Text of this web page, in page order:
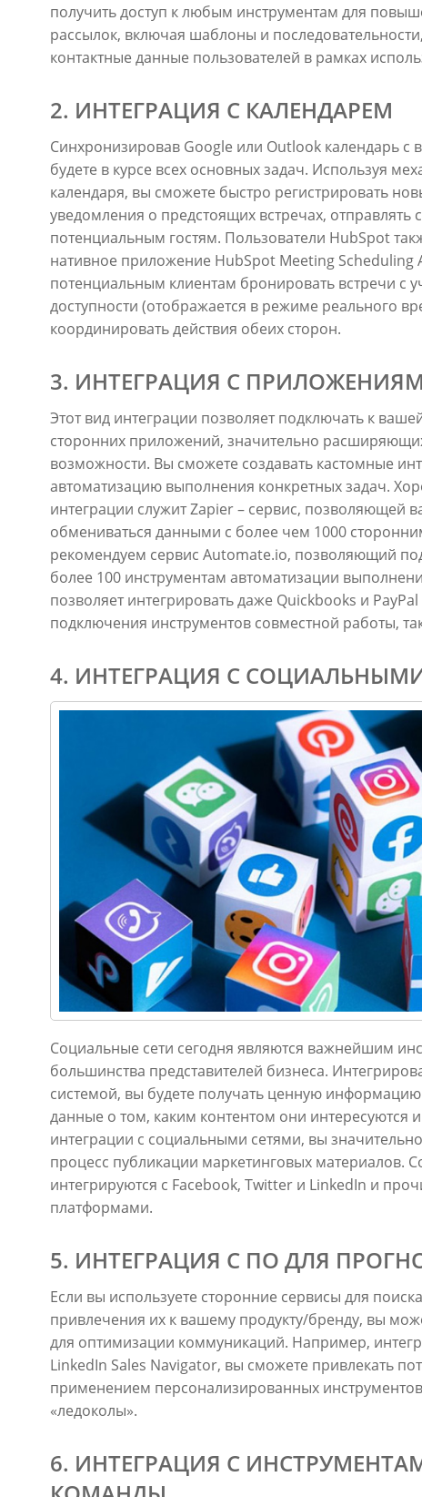
получить доступ к любым инструментам для
рассылок, включая шаблоны и
контактные данные пользователей в рамках
2. ИНТЕГРАЦИЯ С КАЛЕНДАРЕМ
Синхронизировав Google или Outlook календарь с
будете в курсе всех основных задач. Используя
календаря, вы сможете быстро регистрировать
уведомления о предстоящих встречах,
потенциальным гостям. Пользователи HubSpot
нативное приложение HubSpot Meeting
потенциальным клиентам бронировать встречи с
доступности (отображается в режиме реального
координировать действия обеих сторон.
3. ИНТЕГРАЦИЯ С
Этот вид интеграции позволяет подключать к
сторонних приложений, значительно
возможности. Вы сможете создавать кастомные
автоматизацию выполнения конкретных задач.
интеграции служит Zapier – сервис, позволяющей
обмениваться данными с более чем 1000
рекомендуем сервис Automate.io, позволяющий
более 100 инструментам автоматизации
позволяет интегрировать даже Quickbooks и
подключения инструментов совместной работы,
4. ИНТЕГРАЦИЯ С
Социальные сети сегодня являются важнейшим
большинства представителей бизнеса.
системой, вы будете получать ценную
данные о том, каким контентом они интересуются
интеграции с социальными сетями, вы
процесс публикации маркетинговых материалов.
интегрируются с Facebook, Twitter и LinkedIn и
платформами.
5. ИНТЕГРАЦИЯ С ПО ДЛЯ
Если вы используете сторонние сервисы для
привлечения их к вашему продукту/бренду, вы
для оптимизации коммуникаций. Например,
LinkedIn Sales Navigator, вы сможете привлекать
применением персонализированных
«ледоколы».
6. ИНТЕГРАЦИЯ С